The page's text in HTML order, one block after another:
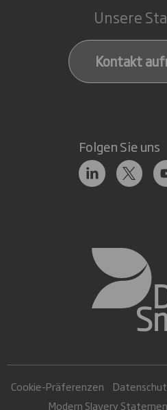
Unsere
Kontakt
Folgen Sie uns
Cookie-Präferenzen
Modern Slavery